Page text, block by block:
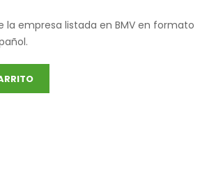
la empresa listada en BMV en formato